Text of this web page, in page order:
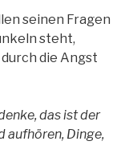
seinen Fragen
steht,
die Angst
das ist der
aufhören, Dinge,